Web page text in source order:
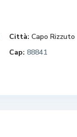
Città: Capo Rizzuto
Cap: 88841